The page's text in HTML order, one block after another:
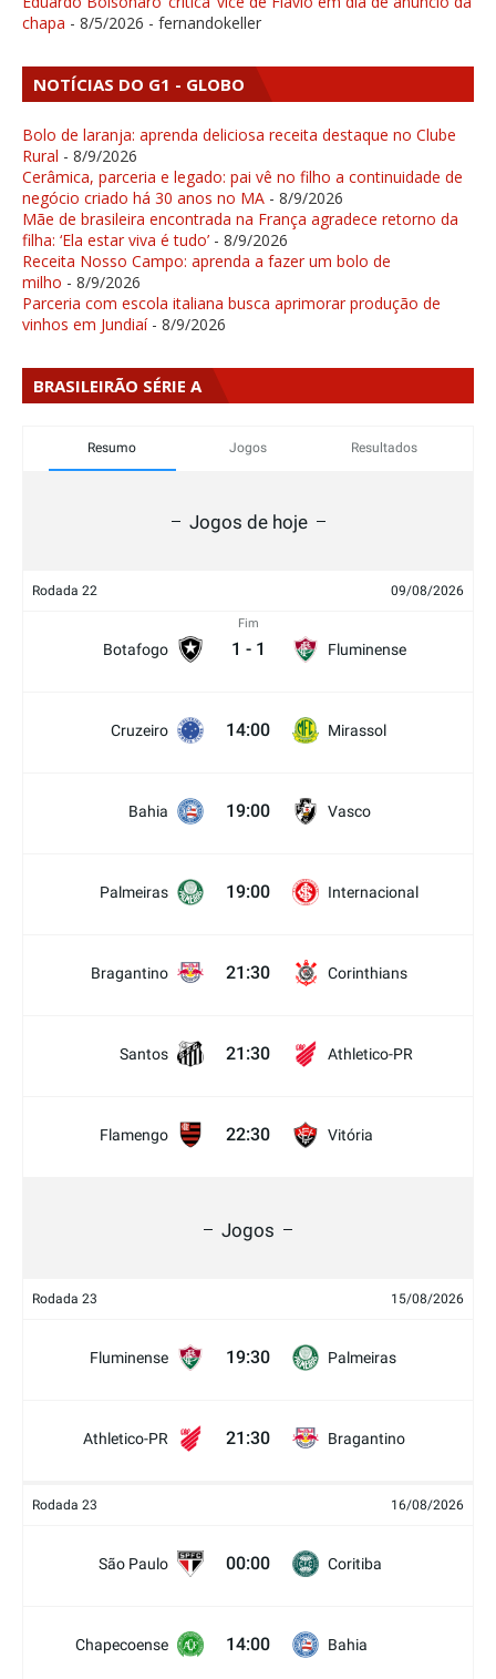
chapa - 8/5/2026 - fernandokeller
NOTÍCIAS DO G1 - GLOBO
Bolo de laranja: aprenda deliciosa receita destaque no Clube
Rural - 8/9/2026
Cerâmica, parceria e legado: pai vê no filho a continuidade de
negócio criado há 30 anos no MA - 8/9/2026
Mãe de brasileira encontrada na França agradece retorno da
filha: ‘Ela estar viva é tudo’ - 8/9/2026
Receita Nosso Campo: aprenda a fazer um bolo de
milho - 8/9/2026
Parceria com escola italiana busca aprimorar produção de
vinhos em Jundiaí- 8/9/2026
BRASILEIRÃO SÉRIE A
Resumo Jogos Resultados
Jogos de hoje
Rodada 22 09/08/2026
Botafogo
Fim
1 - 1 Fluminense
Cruzeiro 14:00 Mirassol
Bahia 19:00 Vasco
Palmeiras 19:00 Internacional
Bragantino 21:30 Corinthians
Santos 21:30 Athletico-PR
Flamengo 22:30 Vitória
Jogos
Rodada 23 15/08/2026
Fluminense 19:30 Palmeiras
Athletico-PR 21:30 Bragantino
Rodada 23 16/08/2026
São Paulo 00:00 Coritiba
Chapecoense 14:00 Bahia